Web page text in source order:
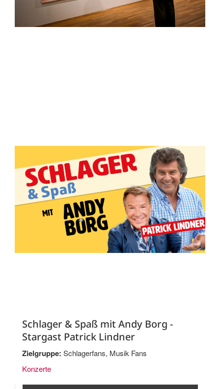
Schlager & Spaß mit Andy Borg -
Stargast Patrick Lindner
Zielgruppe: Schlagerfans, Musik Fans
Konzerte